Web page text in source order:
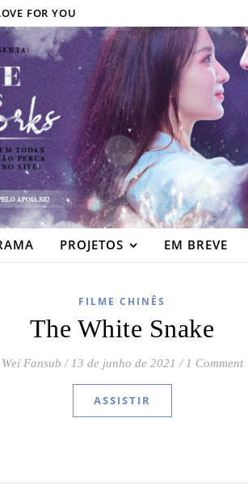
FOR YOU
PROJETOS EM BREVE
FILME CHINÊS
The White Snake
Wei Fansub / 13 de junho de 2021 / 1 Comment
ASSISTIR